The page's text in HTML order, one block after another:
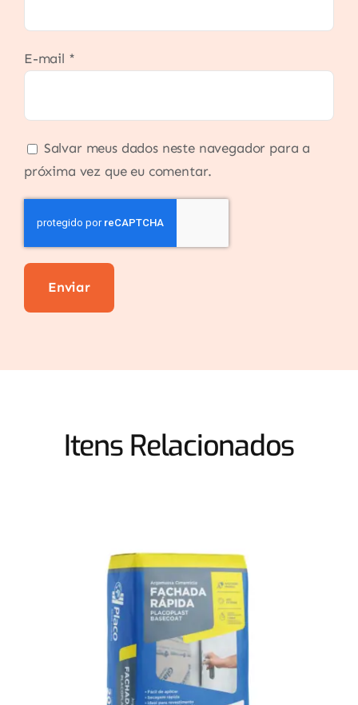
E-mail *
Salvar meus dados neste navegador para a
próxima vez que eu comentar.
Itens Relacionados